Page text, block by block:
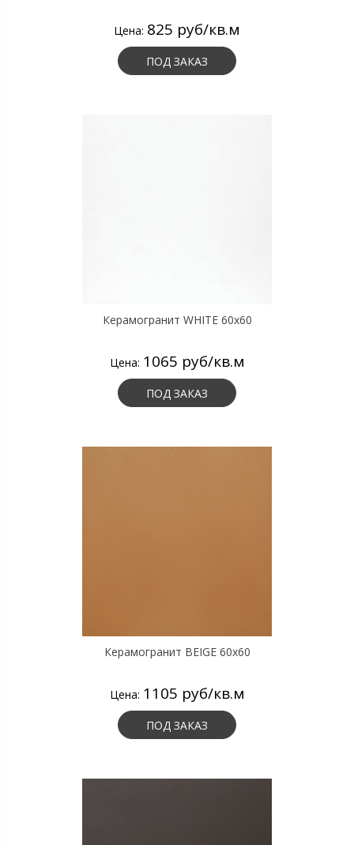
Цена: 825 руб/кв.м
ПОД ЗАКАЗ
Керамогранит WHITE 60х60
Цена: 1065 руб/кв.м
ПОД ЗАКАЗ
Керамогранит BEIGE 60х60
Цена: 1105 руб/кв.м
ПОД ЗАКАЗ